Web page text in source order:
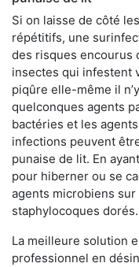
Si on laisse de côté
répétitifs, une
des risques encourus
insectes qui infestent
piqûre elle-même il
quelconques agents
bactéries et les
infections peuvent
punaise de lit. En
pour hiberner ou se
agents microbiens
staphylocoques dorés.
La meilleure solution
professionnel en